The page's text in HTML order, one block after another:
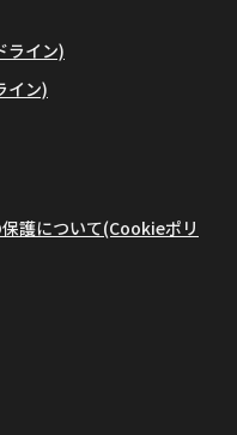
ライン)
イン)
護について(Cookieポリ